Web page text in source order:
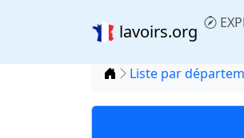
lavoirs.org
Accueil
Liste par